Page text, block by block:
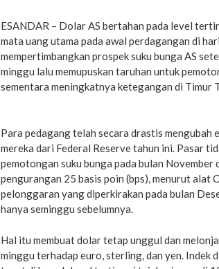
ESANDAR – Dolar AS bertahan pada level
mata uang utama pada awal perdagangan di
mempertimbangkan prospek suku bunga AS
minggu lalu memupuskan taruhan untuk
sementara meningkatnya ketegangan di Timur
Para pedagang telah secara drastis
mereka dari Federal Reserve tahun ini. Pasar
pemotongan suku bunga pada bulan
pengurangan 25 basis poin (bps), menurut alat
pelonggaran yang diperkirakan pada bulan
hanya seminggu sebelumnya.
Hal itu membuat dolar tetap unggul dan
minggu terhadap euro, sterling, dan yen. Indek